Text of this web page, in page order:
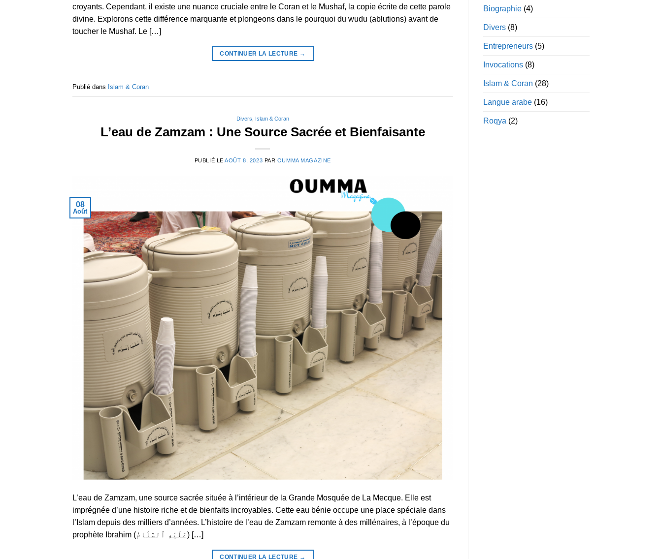
croyants. Cependant, il existe une nuance cruciale entre le Coran et le Mushaf, la copie écrite de cette parole
divine. Explorons cette différence marquante et plongeons dans le pourquoi du wudu (ablutions) avant de
toucher le Mushaf. Le […]
CONTINUER LA LECTURE →
Publié dans Islam & Coran
Divers Islam & Coran
L’eau de Zamzam : Une Source Sacrée et Bienfaisante
PUBLIÉ LEAOÛT 8, 2023 PAR OUMMA MAGAZINE
08
Août
L’eau de Zamzam, une source sacrée située à l’intérieur de la Grande Mosquée de La Mecque. Elle est
imprégnée d’une histoire riche et de bienfaits incroyables. Cette eau bénie occupe une place spéciale dans
l’Islam depuis des milliers d’années. L’histoire de l’eau de Zamzam remonte à des millénaires, à l’époque du
prophète Ibrahim (عَلَيْهِ ٱلسَّلَامُ) […]
CONTINUER LA LECTURE →
Biographie(4)
Divers(8)
Entrepreneurs(5)
Invocations(8)
Islam & Coran (28)
Langue arabe(16)
Roqya (2)